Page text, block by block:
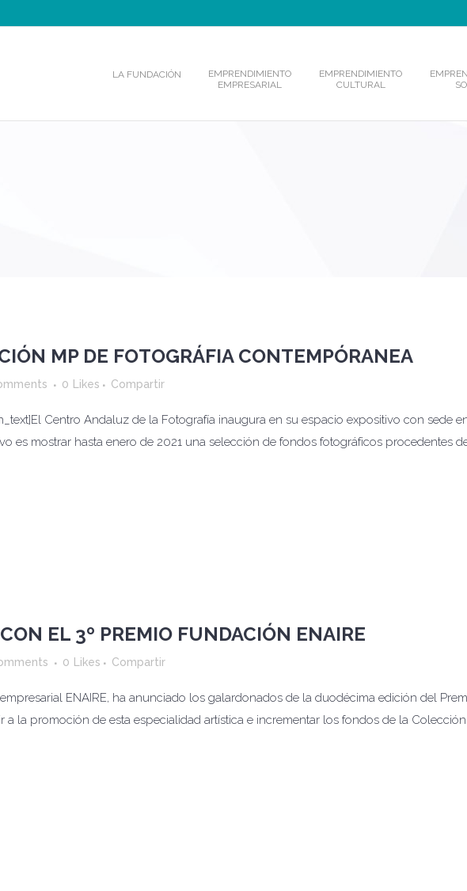
LA FUNDACIÓN
EMPRENDIMIENTO
EMPRESARIAL
EMPRENDIMIENTO
CULTURAL
MP DE FOTOGRÁFIA CONTEMPÓRANEA
0 Likes Compartir
Centro Andaluz de la Fotografía inaugura en su espacio expositivo con sede
es mostrar hasta enero de 2021 una selección de fondos fotográficos procedentes
EL 3º PREMIO FUNDACIÓN ENAIRE
0 Likes Compartir
ENAIRE, ha anunciado los galardonados de la duodécima edición del
la promoción de esta especialidad artística e incrementar los fondos de la Colección